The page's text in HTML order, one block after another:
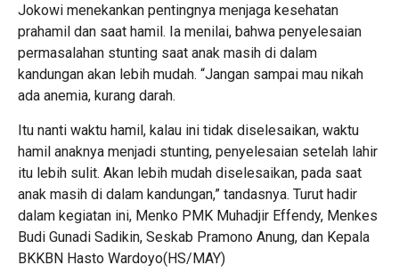
Jokowi menekankan pentingnya menjaga kesehatan
prahamil dan saat hamil. Ia menilai, bahwa penyelesaian
permasalahan stunting saat anak masih di dalam
kandungan akan lebih mudah. “Jangan sampai mau nikah
ada anemia, kurang darah.
Itu nanti waktu hamil, kalau ini tidak diselesaikan, waktu
hamil anaknya menjadi stunting, penyelesaian setelah lahir
itu lebih sulit. Akan lebih mudah diselesaikan, pada saat
anak masih di dalam kandungan,” tandasnya. Turut hadir
dalam kegiatan ini, Menko PMK Muhadjir Effendy, Menkes
Budi Gunadi Sadikin, Seskab Pramono Anung, dan Kepala
BKKBN Hasto Wardoyo(HS/MAY)